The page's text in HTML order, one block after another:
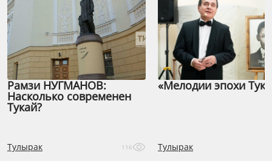
Рамзи НУГМАНОВ:
Насколько современен
Тукай?
Тулырак 116
«Мелодии эпохи
Тулырак